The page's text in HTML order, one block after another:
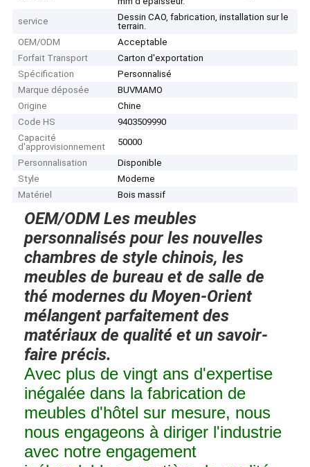
service
Dessin CAO, fabrication, installation sur le
terrain.
OEM/ODM
Acceptable
Forfait Transport
Carton d'exportation
Spécification
Personnalisé
Marque déposée
BUVMAMO
Origine
Chine
Code HS
9403509990
Capacité
d'approvisionnement
50000
Personnalisation
Disponible
Style
Moderne
Matériel
Bois massif
OEM/ODM Les meubles
personnalisés pour les nouvelles
chambres de style chinois, les
meubles de bureau et de salle de
thé modernes du Moyen-Orient
mélangent parfaitement des
matériaux de qualité et un savoir-
faire précis.
Avec plus de vingt ans d'expertise
inégalée dans la fabrication de
meubles d'hôtel sur mesure, nous
nous engageons à diriger l'industrie
avec notre engagement